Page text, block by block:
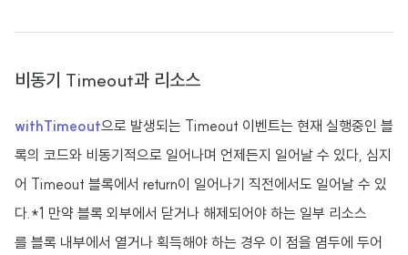
비동기 Timeout과 리소스
withTimeout으로 발생되는 Timeout 이벤트는 현재 실행중인 블
록의 코드와 비동기적으로 일어나며 언제든지 일어날 수 있다, 심지
어 Timeout 블록에서 return이 일어나기 직전에서도 일어날 수 있
다.*1 만약 블록 외부에서 닫거나 해제되어야 하는 일부 리소스
를 블록 내부에서 열거나 획득해야 하는 경우 이 점을 염두에 두어